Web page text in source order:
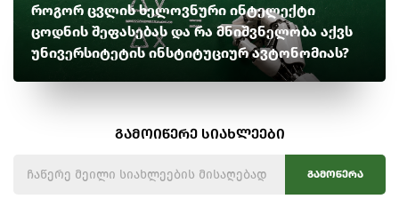
როგორ ცვლის ხელოვნური ინტელექტი
ცოდნის შეფასებას და რა მნიშვნელობა აქვს
უნივერსიტეტის ინსტიტუციურ ავტონომიას?
გამოიწერე სიახლეები
გამოწერა